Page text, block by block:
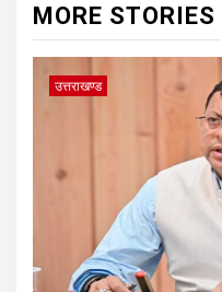
MORE STORIES
उत्तराखण्ड